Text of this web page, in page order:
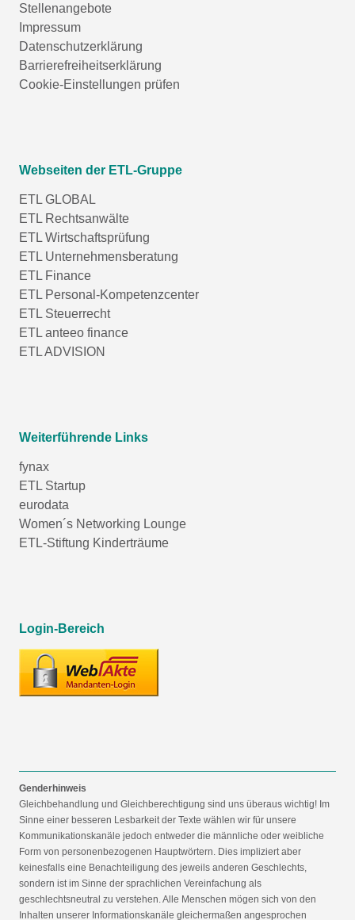
Stellenangebote
Impressum
Datenschutzerklärung
Barrierefreiheitserklärung
Cookie-Einstellungen prüfen
Webseiten der ETL-Gruppe
ETL GLOBAL
ETL Rechtsanwälte
ETL Wirtschaftsprüfung
ETL Unternehmensberatung
ETL Finance
ETL Personal-Kompetenzcenter
ETL Steuerrecht
ETL anteeo finance
ETL ADVISION
Weiterführende Links
fynax
ETL Startup
eurodata
Women´s Networking Lounge
ETL-Stiftung Kinderträume
Login-Bereich
Genderhinweis
Gleichbehandlung und Gleichberechtigung sind uns überaus wichtig! Im
Sinne einer besseren Lesbarkeit der Texte wählen wir für unsere
Kommunikationskanäle jedoch entweder die männliche oder weibliche
Form von personenbezogenen Hauptwörtern. Dies impliziert aber
keinesfalls eine Benachteiligung des jeweils anderen Geschlechts,
sondern ist im Sinne der sprachlichen Vereinfachung als
geschlechtsneutral zu verstehen. Alle Menschen mögen sich von den
Inhalten unserer Informationskanäle gleichermaßen angesprochen